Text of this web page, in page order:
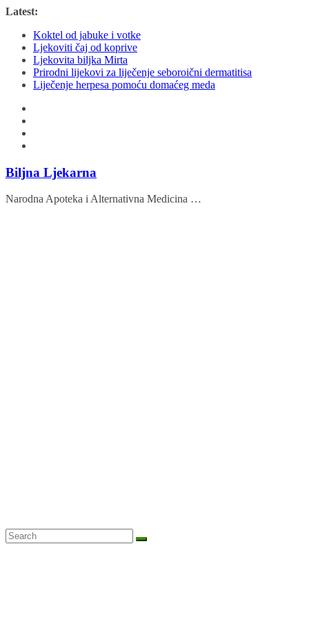
Skip
content
Latest:
Koktel od jabuke i votke
Ljekoviti čaj od koprive
Ljekovita biljka Mirta
Prirodni lijekovi za liječenje seboroični dermatitisa
Liječenje herpesa pomoću domaćeg meda
Biljna Ljekarna
Narodna Apoteka i Alternativna Medicina …